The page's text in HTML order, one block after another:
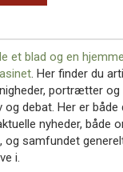
et blad og en
. Her finder du
portrætter og
og debat. Her er både
nyheder, både
og samfundet
i.